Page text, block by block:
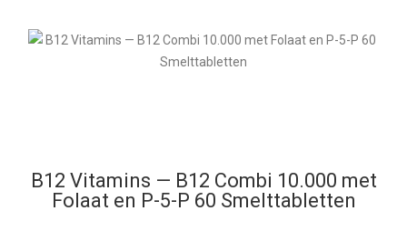
B12 Vitamins — B12 Combi 10.000 met
Folaat en P-5-P 60 Smelttabletten